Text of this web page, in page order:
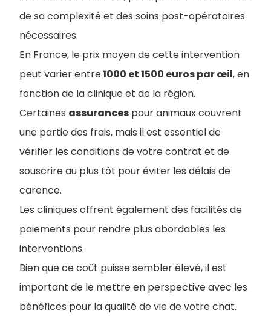
de sa complexité et des soins post-opératoires
nécessaires.
En France, le prix moyen de cette intervention
peut varier entre1000 et 1500 euros par œil, en
fonction de la clinique et de la région.
Certaines assurances pour animaux couvrent
une partie des frais, mais il est essentiel de
vérifier les conditions de votre contrat et de
souscrire au plus tôt pour éviter les délais de
carence.
Les cliniques offrent également des facilités de
paiements pour rendre plus abordables les
interventions.
Bien que ce coût puisse sembler élevé, il est
important de le mettre en perspective avec les
bénéfices pour la qualité de vie de votre chat.